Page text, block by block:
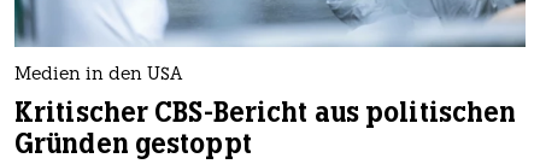
Medien in den USA
Kritischer CBS-Bericht aus politischen
Gründen gestoppt